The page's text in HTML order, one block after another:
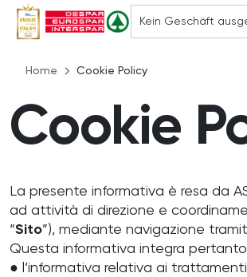
Home Cookie Policy
Cookie
La presente informativa è resa da
ad attività di direzione e
“Sito”), mediante navigazione
Questa informativa integra pertanto
● l’informativa relativa ai